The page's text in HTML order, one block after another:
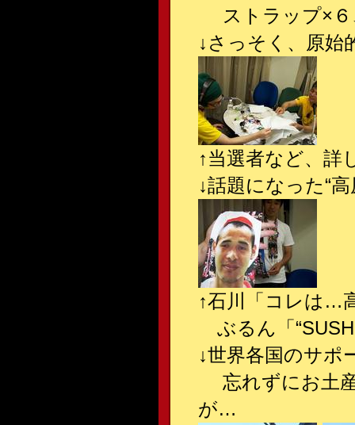
ストラップ×６
↓ さっそく、原始
↑当選者など、詳
↓話題になった“
↑石川「コレは…
ぶるん「
↓世界各国のサポ
忘れずにお土
が…